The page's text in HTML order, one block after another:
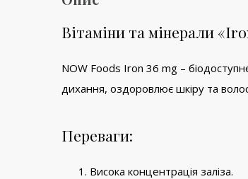
Вітаміни та мінерали
NOW Foods Iron 36 mg –
дихання, оздоровлює шкіру та
Переваги:
Висока концентрація заліза.